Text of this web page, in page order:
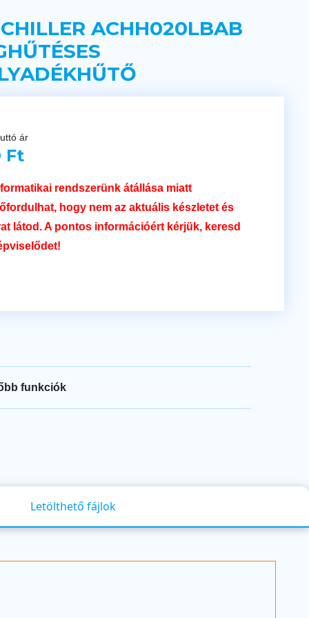
ACHH020LBAB
ár
Ft
rendszerünk átállása miatt
hogy nem az aktuális készletet és
látod. A pontos információért kérjük, keresd
funkciók
Letölthető fájlok